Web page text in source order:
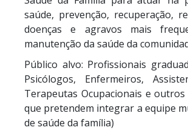
saúde, prevenção, recuperação,
doenças e agravos mais
manutenção da saúde da
Público alvo: Profissionais
Psicólogos, Enfermeiros,
Terapeutas Ocupacionais e
que pretendem integrar a equipe
de saúde da família)